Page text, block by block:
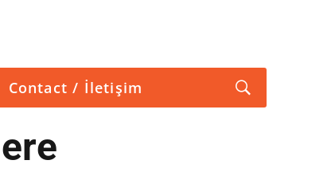
Contact / İletişim